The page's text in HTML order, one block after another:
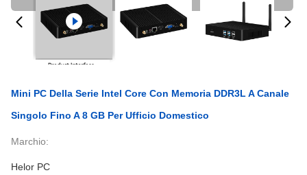
Mini PC Della Serie Intel Core Con Memoria DDR3L A Canale
Singolo Fino A 8 GB Per Ufficio Domestico
Marchio:
Helor PC